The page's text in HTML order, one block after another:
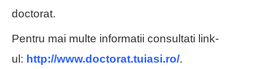
doctorat.
Pentru mai multe informatii consultati link-
ul: http://www.doctorat.tuiasi.ro/.